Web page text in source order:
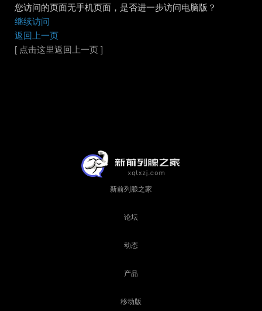
您访问的页面无手机页面，是否进一步访问电脑版？
继续访问
返回上一页
[ 点击这里返回上一页 ]
新前列腺之家
论坛
动态
产品
移动版